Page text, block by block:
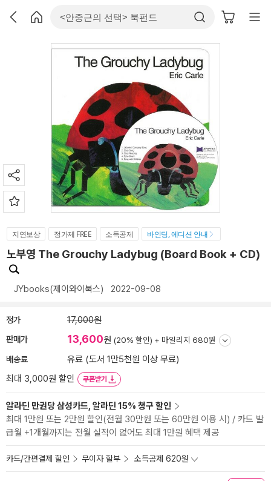
지연보상 정가제 FREE 소득공제 바인딩, 에디션 안내
노부영 The Grouchy Ladybug (Board Book + CD)
JYbooks(제이와이북스) 2022-09-08
정가 17,000원
판매가 13,600원 (20% 할인) + 마일리지 680원
배송료
유료 (도서 1만5천원 이상 무료)
최대 3,000원 할인
쿠폰받기
알라딘 만권당 삼성카드, 알라딘 15% 청구 할인
최대 1만원 또는 2만원 할인(전월 30만원 또는 60만원 이용 시) / 카드 발
급월 +1개월까지는 전월 실적이 없어도 최대 1만원 혜택 제공
카드/간편결제 할인 무이자 할부 소득공제 620원